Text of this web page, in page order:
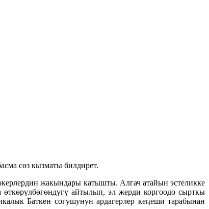
сөз кызматы билдирет.
жакындары катышты. Алгач атайын эстеликке
айтылып, эл жерди коргоодо сырткы
Баткен согушунун ардагерлер кеңеши тарабынан